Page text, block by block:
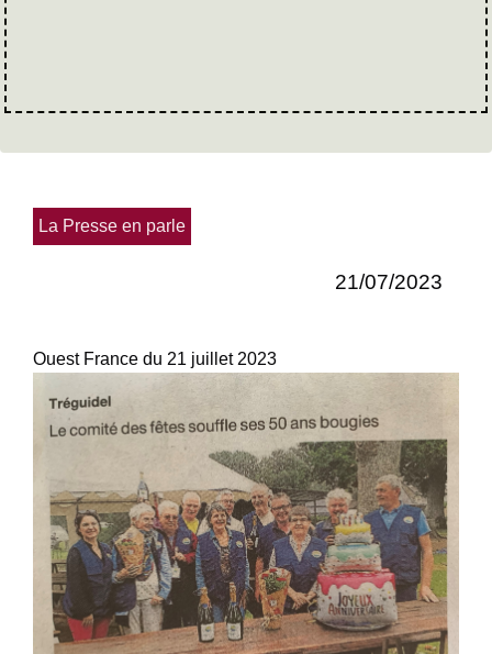
La Presse en parle
21/07/2023
Ouest France du 21 juillet 2023